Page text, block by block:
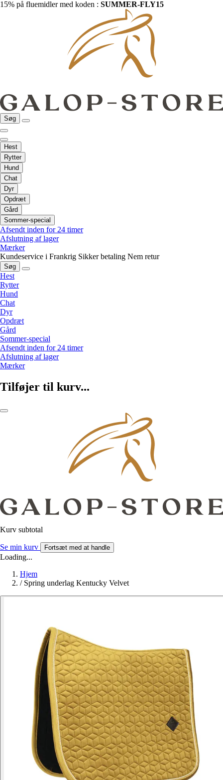
15% på fluemidler med koden : SUMMER-FLY15
Søg
Hest
Rytter
Hund
Chat
Dyr
Opdræt
Gård
Sommer-special
Afsendt inden for 24 timer
Afslutning af lager
Mærker
Kundeservice i Frankrig Sikker betaling Nem retur
Søg
Hest
Rytter
Hund
Chat
Dyr
Opdræt
Gård
Sommer-special
Afsendt inden for 24 timer
Afslutning af lager
Mærker
Tilføjer til kurv...
Kurv subtotal
Se min kurv Fortsæt med at handle
Loading...
Hjem
/ Spring underlag Kentucky Velvet